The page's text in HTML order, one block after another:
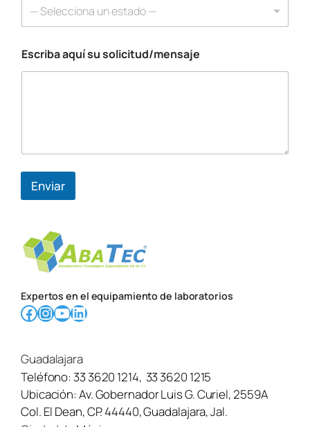
o
b
r
— Selecciona un estado —
Escriba aquí su solicitud/mensaje
Enviar
Expertos en el equipamiento de laboratorios
Facebook InstagramYouTube LinkedIn
Guadalajara
Teléfono:33 3620 1214, 33 3620 1215
Ubicación:Av. Gobernador Luis G. Curiel, 2559A
Col. El Dean, CP. 44440, Guadalajara, Jal.